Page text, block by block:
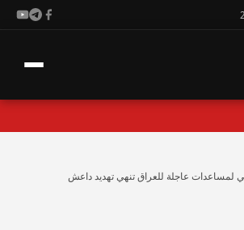
لمساعدات عاجلة للعراق تنهي تهديد داعش